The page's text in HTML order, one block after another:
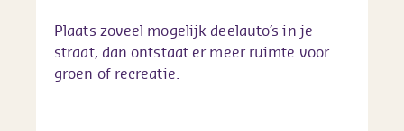
Plaats zoveel mogelijk deelauto’s in je
straat, dan ontstaat er meer ruimte voor
groen of recreatie.